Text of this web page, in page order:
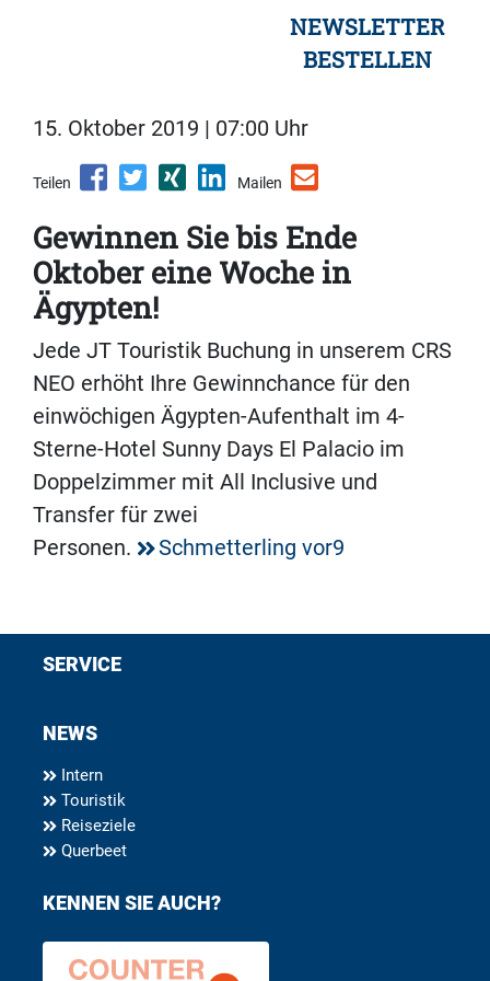
NEWSLETTER
BESTELLEN
15. Oktober 2019 | 07:00 Uhr
Teilen Mailen
Gewinnen Sie bis Ende
Oktober eine Woche in
Ägypten!
Jede JT Touristik Buchung in unserem CRS
NEO erhöht Ihre Gewinnchance für den
einwöchigen Ägypten-Aufenthalt im 4-
Sterne-Hotel Sunny Days El Palacio im
Doppelzimmer mit All Inclusive und
Transfer für zwei
Personen.
Schmetterling vor9
SERVICE
NEWS
Intern
Touristik
Reiseziele
Querbeet
KENNEN SIE AUCH?